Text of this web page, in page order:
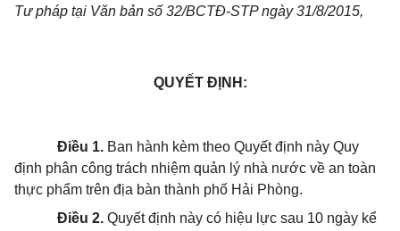
Tư pháp tại Văn bản số 32/BCTĐ-STP ngày 31/8/2015,
QUYẾT ĐỊNH:
Điều 1. Ban hành kèm theo Quyết định này Quy
định phân công trách nhiệm quản lý nhà nước về an toàn
thực phẩm trên địa bàn thành phố Hải Phòng.
Điều 2. Quyết định này có hiệu lực sau 10 ngày kể